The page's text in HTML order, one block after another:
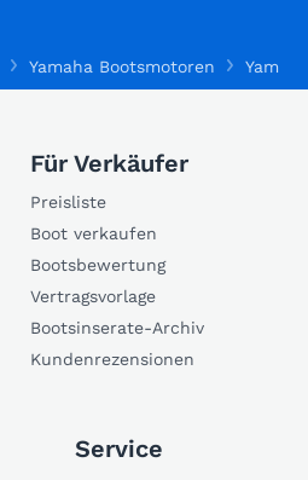
Yamaha Bootsmotoren
Für Verkäufer
Preisliste
Boot verkaufen
Bootsbewertung
Vertragsvorlage
Bootsinserate-Archiv
Kundenrezensionen
Service